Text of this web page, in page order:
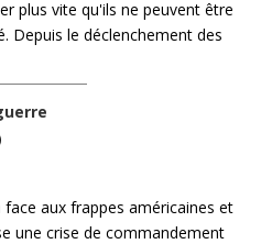
plus vite qu'ils ne peuvent être
Depuis le déclenchement des
aux frappes américaines et
une crise de commandement